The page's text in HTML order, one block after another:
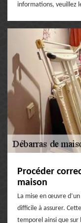
informations, veuillez
Procéder
maison
La mise en œuvre
difficile à assurer.
temporel ainsi que sur